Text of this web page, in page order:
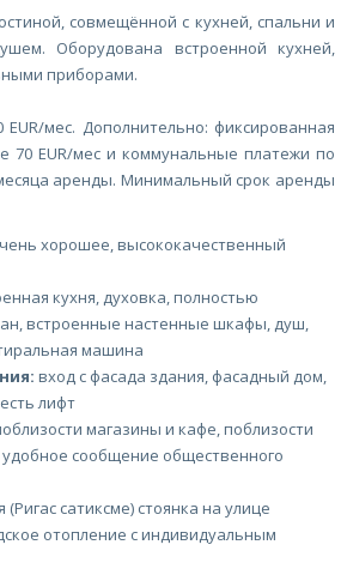
совмещённой с кухней, спальни и
Оборудована встроенной кухней,
приборами.
мес. Дополнительно: фиксированная
70 EUR/мес и коммунальные платежи по
аренды. Минимальный срок аренды
хорошее, высококачественный
кухня, духовка, полностью
встроенные настенные шкафы, душ,
машина
вход с фасада здания, фасадный дом,
лифт
магазины и кафе, поблизости
сообщение общественного
(Ригас сатиксме) стоянка на улице
отопление с индивидуальным